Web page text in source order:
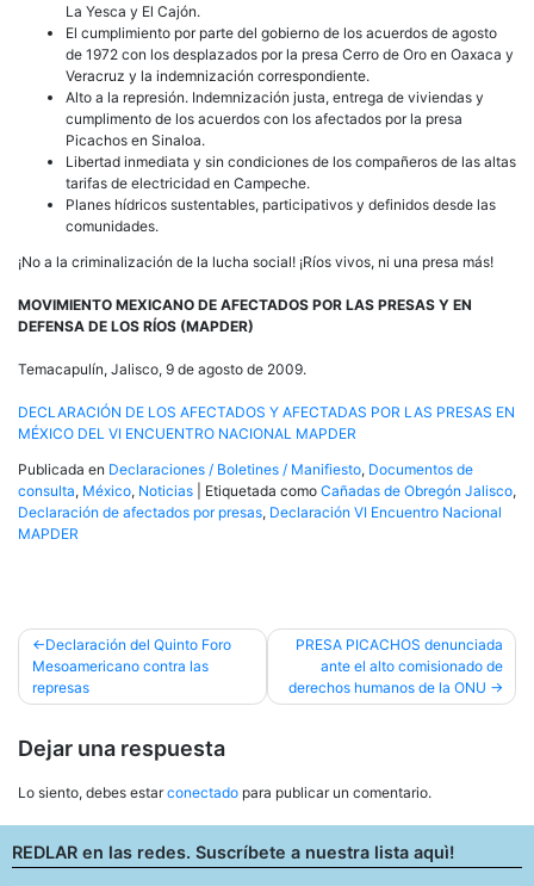
La Yesca y El Cajón.
El cumplimiento por parte del gobierno de los acuerdos de agosto
de 1972 con los desplazados por la presa Cerro de Oro en Oaxaca y
Veracruz y la indemnización correspondiente.
Alto a la represión. Indemnización justa, entrega de viviendas y
cumplimento de los acuerdos con los afectados por la presa
Picachos en Sinaloa.
Libertad inmediata y sin condiciones de los compañeros de las altas
tarifas de electricidad en Campeche.
Planes hídricos sustentables, participativos y definidos desde las
comunidades.
¡No a la criminalización de la lucha social! ¡Ríos vivos, ni una presa más!
MOVIMIENTO MEXICANO DE AFECTADOS POR LAS PRESAS Y EN
DEFENSA DE LOS RÍOS (MAPDER)
Temacapulín, Jalisco, 9 de agosto de 2009.
DECLARACIÓN DE LOS AFECTADOS Y AFECTADAS POR LAS PRESAS EN
MÉXICO DEL VI ENCUENTRO NACIONAL MAPDER
Publicada en Declaraciones / Boletines / Manifiesto, Documentos de
consulta, México, Noticias Etiquetada como Cañadas de Obregón Jalisco,
Declaración de afectados por presas, Declaración VI Encuentro Nacional
MAPDER
Navegación
de
entradas
Declaración del Quinto Foro
Mesoamericano contra las
represas
PRESA PICACHOS denunciada
ante el alto comisionado de
derechos humanos de la ONU
Dejar una respuesta
Lo siento, debes estarconectado para publicar un comentario.
REDLAR en las redes. Suscríbete a nuestra lista aquì!